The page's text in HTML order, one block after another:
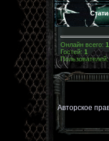
Онлайн всего: 1
Гостей: 1
Авторское